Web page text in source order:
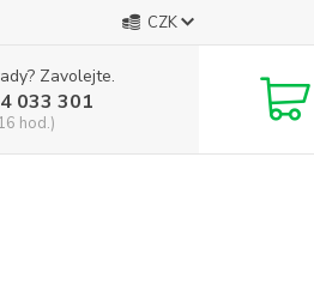
CZK
Zavolejte.
033 301
hod.)